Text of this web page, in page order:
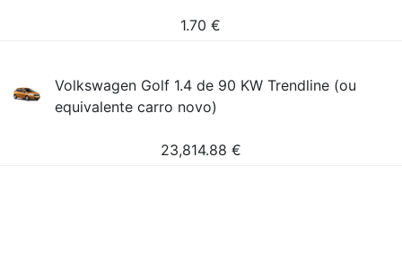
1.70 €
Volkswagen Golf 1.4 de 90 KW Trendline (ou
equivalente carro novo)
23,814.88 €